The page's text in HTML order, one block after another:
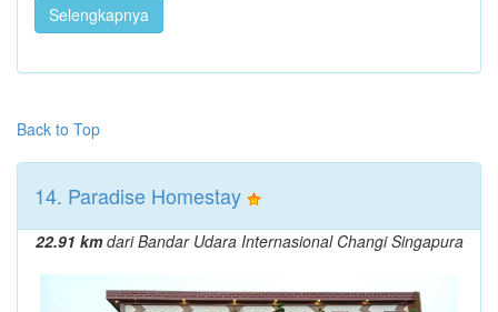
Selengkapnya
Back to Top
14. Paradise Homestay
22.91 kmdari Bandar Udara Internasional Changi Singapura